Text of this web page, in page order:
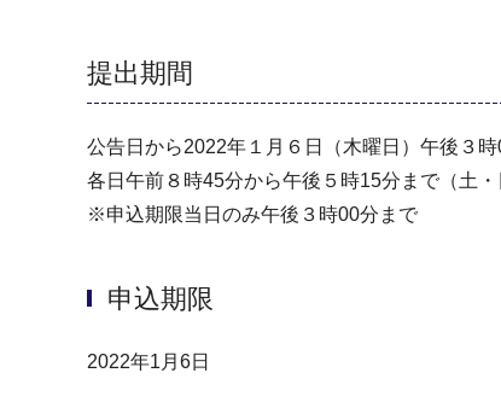
提出期間
公告日から2022年１月６日（木曜日）午後３
各日午前８時45分から午後５時15分まで（⼟
※申込期限当日のみ午後３時00分まで
申込期限
2022年1月6日